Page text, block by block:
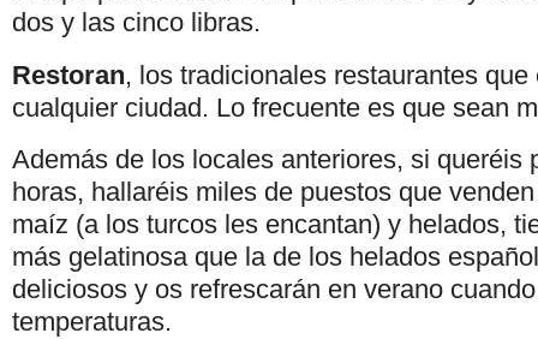
dos y las cinco libras.
Restoran, los tradicionales restaurantes que
cualquier ciudad. Lo frecuente es que sean
Además de los locales anteriores, si queréis
horas, hallaréis miles de puestos que
maíz (a los turcos les encantan) y helados,
más gelatinosa que la de los helados
deliciosos y os refrescarán en verano
temperaturas.